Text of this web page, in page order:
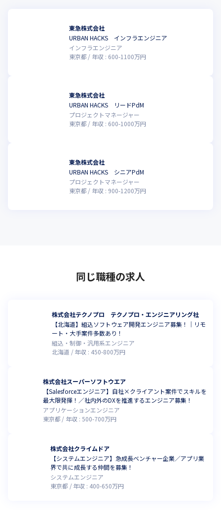
ーなど10つ以上の職種の人材を早期に採用し、東急グループの変
革をしてまいります。実力本位で人格を重んじて個性を尊重す
る、大企業的な忖度は一切不要で、自由闊達なエンジニアやデザ
東急株式会社
URBAN HACKS インフラエンジニア
インフラエンジニア
東京都
年収 : 600-1100万円
東急株式会社
URBAN HACKS リードPdM
プロジェクトマネージャー
東京都
年収 : 600-1000万円
東急株式会社
URBAN HACKS シニアPdM
プロジェクトマネージャー
東京都
年収 : 900-1200万円
同じ職種の求人
株式会社テクノプロ テクノプロ・エンジニアリング社
【北海道】組込ソフトウェア開発エンジニア募集！｜リモ
ート・大手案件多数あり！
組込・制御・汎用系エンジニア
北海道
年収 : 450-800万円
株式会社スーパーソフトウエア
【Salesforceエンジニア】自社×クライアント案件でスキルを
最大限発揮！／社内外のDXを推進するエンジニア募集！
アプリケーションエンジニア
東京都
年収 : 500-700万円
株式会社クライムドア
【システムエンジニア】急成長ベンチャー企業／アプリ業
界で共に成長する仲間を募集！
システムエンジニア
東京都
年収 : 400-650万円